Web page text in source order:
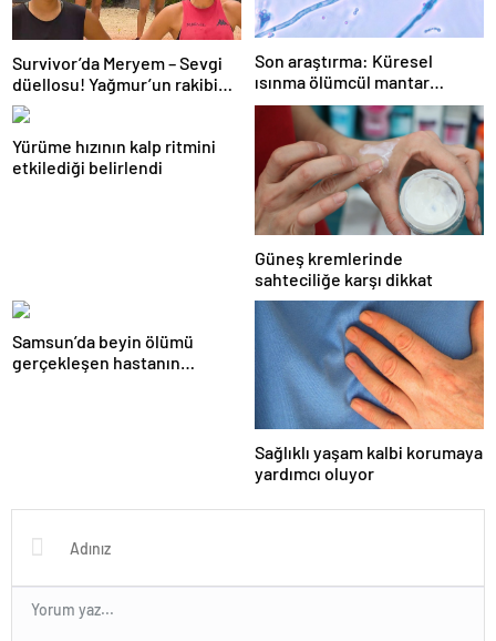
Survivor’da Meryem – Sevgi
düellosu! Yağmur’un rakibi
belli oldu
Son araştırma: Küresel
ısınma ölümcül mantar
hastalığını yayabilir
Yürüme hızının kalp ritmini
etkilediği belirlendi
Güneş kremlerinde
sahteciliğe karşı dikkat
Samsun’da beyin ölümü
gerçekleşen hastanın
Sağlıklı yaşam kalbi korumaya
yardımcı oluyor